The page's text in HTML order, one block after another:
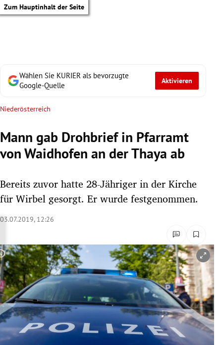
Zum Hauptinhalt der Seite
Untermenü
Untermenü
Untermenü
Untermenü
Wählen Sie KURIER als bevorzugte
Google-Quelle
Aktivieren
Niederösterreich
Mann gab Drohbrief in Pfarramt
von Waidhofen an der Thaya ab
Bereits zuvor hatte 28-Jähriger in der Kirche
für Wirbel gesorgt. Er wurde festgenommen.
03.07.2019, 12:26
Copyright-Hinweis öffnen/schließen